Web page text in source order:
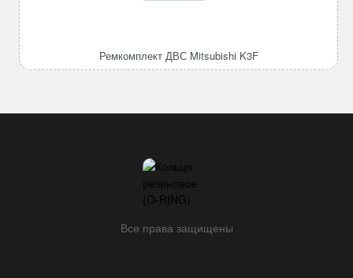
K3F
Ремкомплект ДВС Mitsubishi K3F
Все права защищены